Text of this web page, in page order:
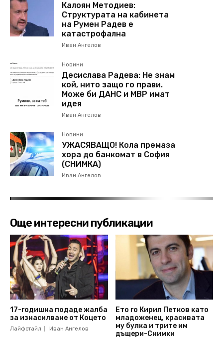
Калоян Методиев:
Структурата на кабинета
на Румен Радев е
катастрофална
Иван Ангелов
Новини
Десислава Радева: Не знам
кой, нито защо го прави.
Може би ДАНС и МВР имат
идея
Иван Ангелов
Новини
УЖАСЯВАЩО! Кола премаза
хора до банкомат в София
(СНИМКА)
Иван Ангелов
Още интересни публикации
17-годишна подаде жалба
за изнасилване от Коцето
Лайфстайл Иван Ангелов
Ето го Кирил Петков като
младоженец, красивата
му булка и трите им
дъщери-Снимки